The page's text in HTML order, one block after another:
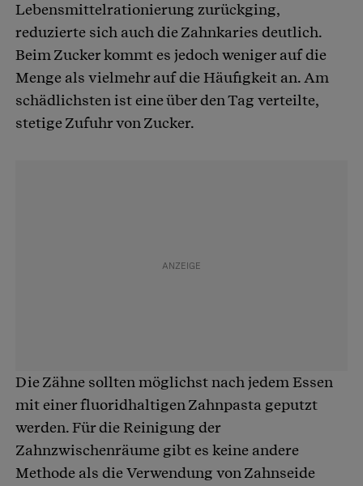
Lebensmittelrationierung zurückging,
reduzierte sich auch die Zahnkaries deutlich.
Beim Zucker kommt es jedoch weniger auf die
Menge als vielmehr auf die Häufigkeit an. Am
schädlichsten ist eine über den Tag verteilte,
stetige Zufuhr von Zucker.
Die Zähne sollten möglichst nach jedem Essen
mit einer fluoridhaltigen Zahnpasta geputzt
werden. Für die Reinigung der
Zahnzwischenräume gibt es keine andere
Methode als die Verwendung von Zahnseide